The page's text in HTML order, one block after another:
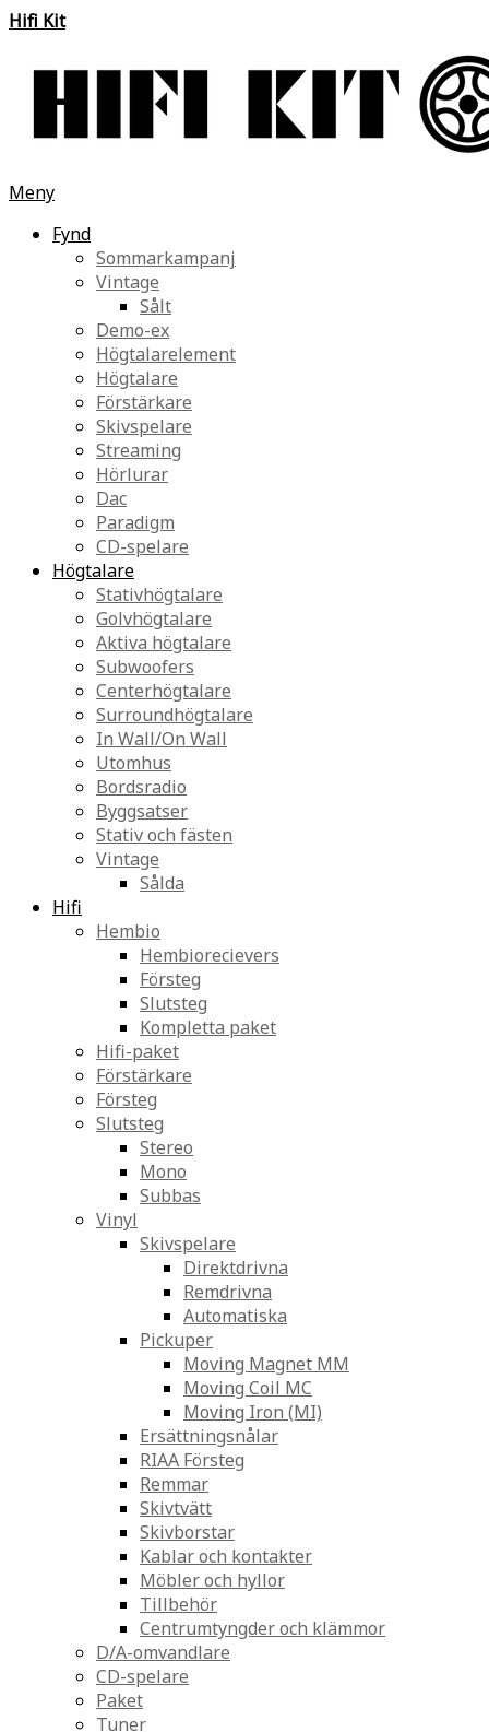
Hifi Kit
Meny
Fynd
Sommarkampanj
Vintage
Sålt
Demo-ex
Högtalarelement
Högtalare
Förstärkare
Skivspelare
Streaming
Hörlurar
Dac
Paradigm
CD-spelare
Högtalare
Stativhögtalare
Golvhögtalare
Aktiva högtalare
Subwoofers
Centerhögtalare
Surroundhögtalare
In Wall/On Wall
Utomhus
Bordsradio
Byggsatser
Stativ och fästen
Vintage
Sålda
Hifi
Hembio
Hembiorecievers
Försteg
Slutsteg
Kompletta paket
Hifi-paket
Förstärkare
Försteg
Slutsteg
Stereo
Mono
Subbas
Vinyl
Skivspelare
Direktdrivna
Remdrivna
Automatiska
Pickuper
Moving Magnet MM
Moving Coil MC
Moving Iron (MI)
Ersättningsnålar
RIAA Försteg
Remmar
Skivtvätt
Skivborstar
Kablar och kontakter
Möbler och hyllor
Tillbehör
Centrumtyngder och klämmor
D/A-omvandlare
CD-spelare
Paket
Tuner